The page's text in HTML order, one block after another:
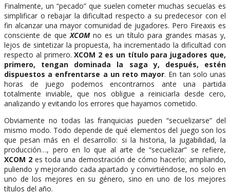
Finalmente, un “pecado” que suelen cometer muchas secuelas es
simplificar o rebajar la dificultad respecto a su predecesor con el
fin alcanzar una mayor comunidad de jugadores. Pero Fireaxis es
consciente de queXCOMno es un título para grandes masas y,
lejos de sintetizar la propuesta, ha incrementado la dificultad con
respecto al primero.XCOM 2 es un título para jugadores que,
primero, tengan dominada la saga y, después, estén
dispuestos a enfrentarse a un reto mayor. En tan solo unas
horas de juego podemos encontrarnos ante una partida
totalmente inviable, que nos obligue a reiniciarla desde cero,
analizando y evitando los errores que hayamos cometido.
Obviamente no todas las franquicias pueden “secuelizarse” del
mismo modo. Todo depende de qué elementos del juego son los
que pesan más en el desarrollo: si la historia, la jugabilidad, la
producción…, pero en lo que al arte de “secuelizar” se refiere,
XCOM 2es toda una demostración de cómo hacerlo; ampliando,
puliendo y mejorando cada apartado y convirtiéndose, no solo en
uno de los mejores en su género, sino en uno de los mejores
títulos del año.